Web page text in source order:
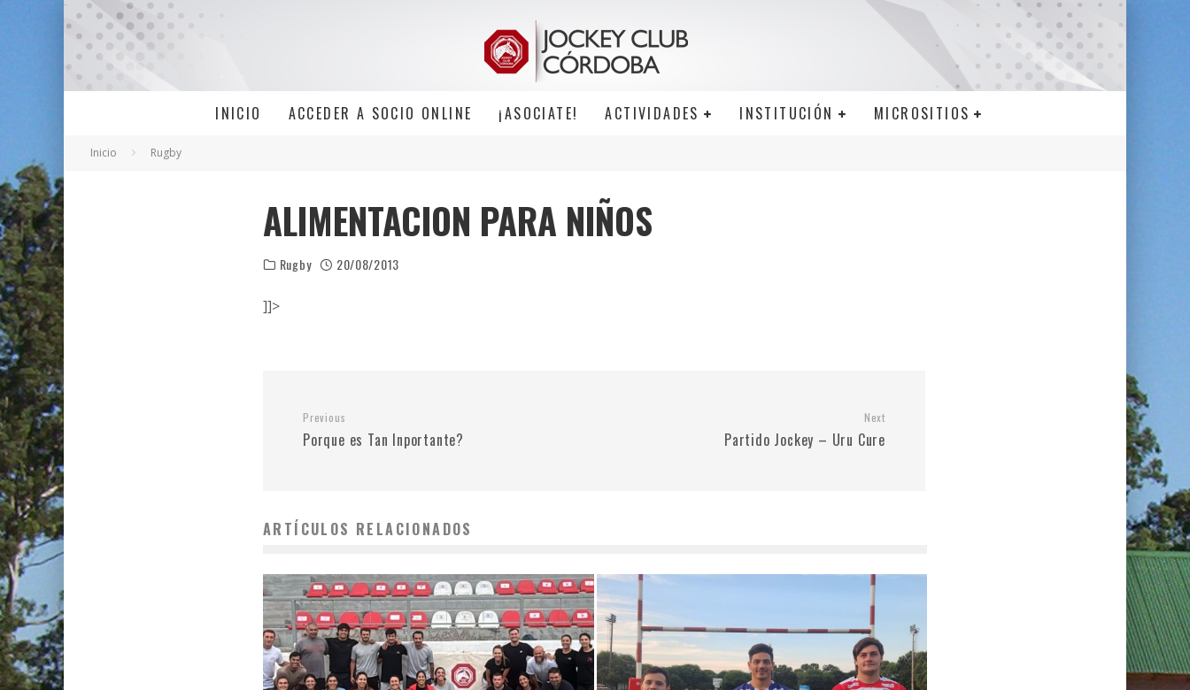
INICIO ACCEDER A SOCIO ONLINE ¡ASOCIATE! ACTIVIDADES INSTITUCIÓN MICROSITIOS
Inicio Rugby
ALIMENTACION PARA NIÑOS
Rugby 20/08/2013
]]>
Previous
Porque es Tan Inportante?
Next
Partido Jockey – Uru Cure
ARTÍCULOS RELACIONADOS